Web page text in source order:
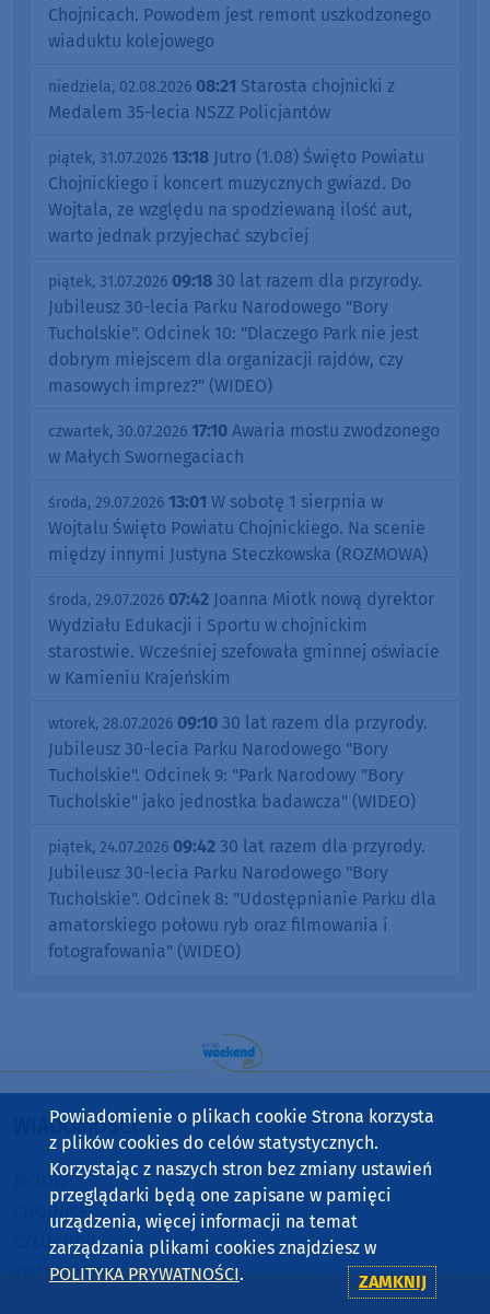
Chojnicach. Powodem jest remont uszkodzonego
wiaduktu kolejowego
niedziela, 02.08.2026 08:21 Starosta chojnicki z
Medalem 35-lecia NSZZ Policjantów
piątek, 31.07.2026 13:18 Jutro (1.08) Święto Powiatu
Chojnickiego i koncert muzycznych gwiazd. Do
Wojtala, ze względu na spodziewaną ilość aut,
warto jednak przyjechać szybciej
piątek, 31.07.2026 09:18 30 lat razem dla przyrody.
Jubileusz 30-lecia Parku Narodowego "Bory
Tucholskie". Odcinek 10: "Dlaczego Park nie jest
dobrym miejscem dla organizacji rajdów, czy
masowych imprez?" (WIDEO)
czwartek, 30.07.2026 17:10 Awaria mostu zwodzonego
w Małych Swornegaciach
środa, 29.07.2026 13:01 W sobotę 1 sierpnia w
Wojtalu Święto Powiatu Chojnickiego. Na scenie
między innymi Justyna Steczkowska (ROZMOWA)
środa, 29.07.2026 07:42 Joanna Miotk nową dyrektor
Wydziału Edukacji i Sportu w chojnickim
starostwie. Wcześniej szefowała gminnej oświacie
w Kamieniu Krajeńskim
wtorek, 28.07.2026 09:10 30 lat razem dla przyrody.
Jubileusz 30-lecia Parku Narodowego "Bory
Tucholskie". Odcinek 9: "Park Narodowy "Bory
Tucholskie" jako jednostka badawcza" (WIDEO)
piątek, 24.07.2026 09:42 30 lat razem dla przyrody.
Jubileusz 30-lecia Parku Narodowego "Bory
Tucholskie". Odcinek 8: "Udostępnianie Parku dla
amatorskiego połowu ryb oraz filmowania i
fotografowania" (WIDEO)
WIADOMOŚCI
BYTÓW
CHOJNICE
CZŁUCHÓW
KOŚCIERZYNA
Powiadomienie o plikach cookie Strona korzysta
z plików cookies do celów statystycznych.
Korzystając z naszych stron bez zmiany ustawień
przeglądarki będą one zapisane w pamięci
urządzenia, więcej informacji na temat
zarządzania plikami cookies znajdziesz w
POLITYKA PRYWATNOŚCI. ZAMKNIJ